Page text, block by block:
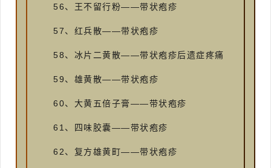
56、王不留行粉——带状疱疹
57、红兵散——带状疱疹
58、冰片二黄散——带状疱疹后遗症疼痛
59、雄黄散——带状疱疹
60、大黄五倍子膏——带状疱疹
61、四味胶囊——带状疱疹
62、复方雄黄町——带状疱疹